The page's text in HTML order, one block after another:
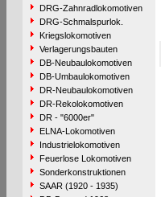
DRG-Zahnradlokomotiven
DRG-Schmalspurlok.
Kriegslokomotiven
Verlagerungsbauten
DB-Neubaulokomotiven
DB-Umbaulokomotiven
DR-Neubaulokomotiven
DR-Rekolokomotiven
DR - "6000er"
ELNA-Lokomotiven
Industrielokomotiven
Feuerlose Lokomotiven
Sonderkonstruktionen
SAAR (1920 - 1935)